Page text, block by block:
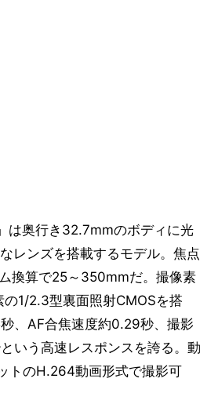
は奥行き32.7mmのボディに光
レンズを搭載するモデル。焦点
換算で25～350mmだ。撮像素
1/2.3型裏面照射CMOSを搭
、AF合焦速度約0.29秒、撮影
いう高速レスポンスを誇る。動
トのH.264動画形式で撮影可